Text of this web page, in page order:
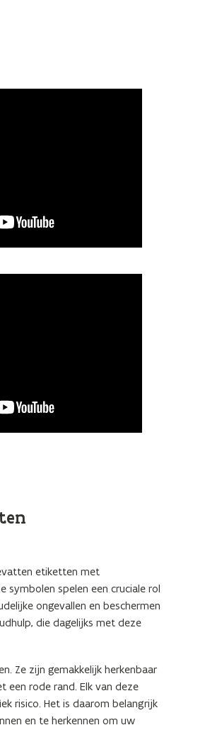
etiketten met
symbolen spelen een cruciale rol
ongevallen en beschermen
die dagelijks met deze
Ze zijn gemakkelijk herkenbaar
een rode rand. Elk van deze
risico. Het is daarom belangrijk
en te herkennen om uw